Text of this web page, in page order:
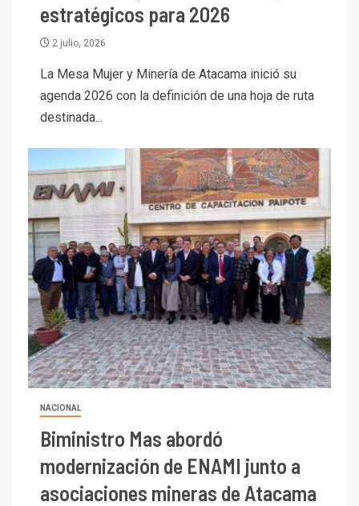
estratégicos para 2026
2 julio, 2026
La Mesa Mujer y Minería de Atacama inició su
agenda 2026 con la definición de una hoja de ruta
destinada...
NACIONAL
Biministro Mas abordó
modernización de ENAMI junto a
asociaciones mineras de Atacama